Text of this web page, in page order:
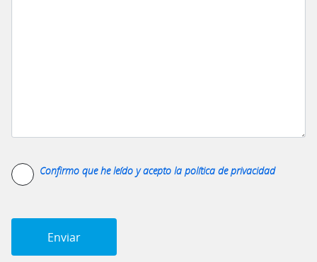
Confirmo que he leído y acepto la política de privacidad